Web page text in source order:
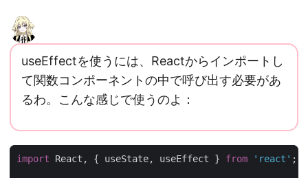
useEffectを使うには、Reactからインポートし
て関数コンポーネントの中で呼び出す必要があ
るわ。こんな感じで使うのよ：
import React , { useState, useEffect } from 'react' ;